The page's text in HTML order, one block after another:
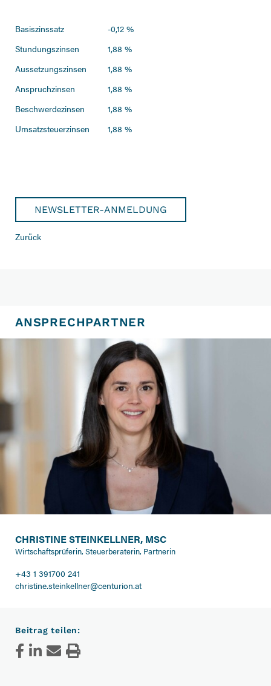
Basiszinssatz
-0,12 %
Stundungszinsen
1,88 %
Aussetzungszinsen
1,88 %
Anspruchzinsen
1,88 %
Beschwerdezinsen
1,88 %
Umsatzsteuerzinsen
1,88 %
NEWSLETTER-ANMELDUNG
Zurück
ANSPRECHPARTNER
CHRISTINE STEINKELLNER, MSC
Wirtschaftsprüferin, Steuerberaterin, Partnerin
+43 1 391700 241
christine.steinkellner@centurion.at
Beitrag teilen: